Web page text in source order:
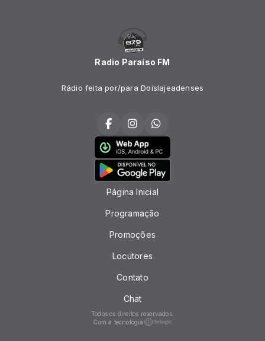
Radio Paraíso FM
Rádio feita por/para Doislajeadenses
Página Inicial
Programação
Promoções
Locutores
Contato
Chat
Todos os direitos reservados.
Com a tecnologia